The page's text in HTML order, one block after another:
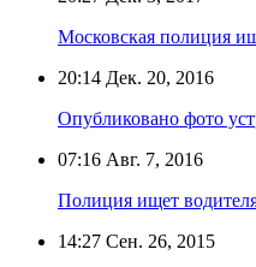
Московская полиция
20:14 Дек. 20, 2016
Опубликовано фото
07:16 Авг. 7, 2016
Полиция ищет
14:27 Сен. 26, 2015